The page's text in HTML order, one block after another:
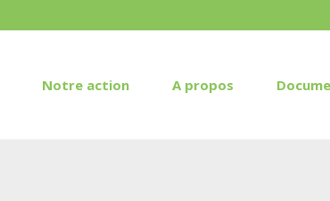
Notre action A propos